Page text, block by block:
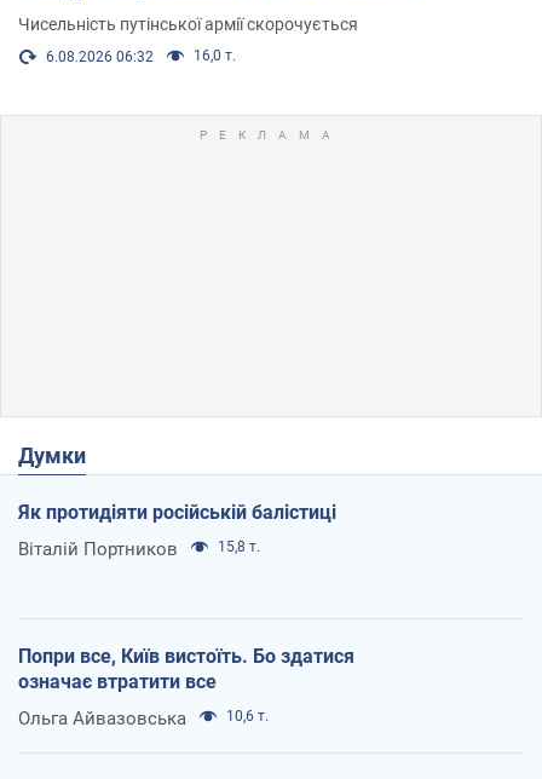
Чисельність путінської армії скорочується
6.08.2026 06:32 16,0 т.
Думки
Як протидіяти російській балістиці
Віталій Портников 15,8 т.
Попри все, Київ вистоїть. Бо здатися
означає втратити все
Ольга Айвазовська 10,6 т.